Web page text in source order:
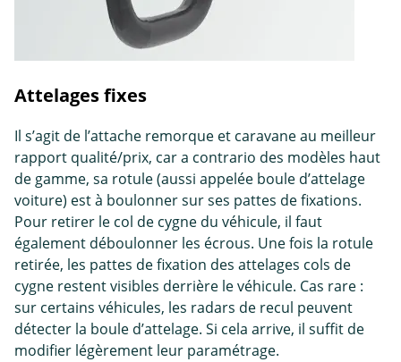
Attelages fixes
Il s’agit de l’attache remorque et caravane au meilleur
rapport qualité/prix, car a contrario des modèles haut
de gamme, sa rotule (aussi appelée boule d’attelage
voiture) est à boulonner sur ses pattes de fixations.
Pour retirer le col de cygne du véhicule, il faut
également déboulonner les écrous. Une fois la rotule
retirée, les pattes de fixation des attelages cols de
cygne restent visibles derrière le véhicule. Cas rare :
sur certains véhicules, les radars de recul peuvent
détecter la boule d’attelage. Si cela arrive, il suffit de
modifier légèrement leur paramétrage.